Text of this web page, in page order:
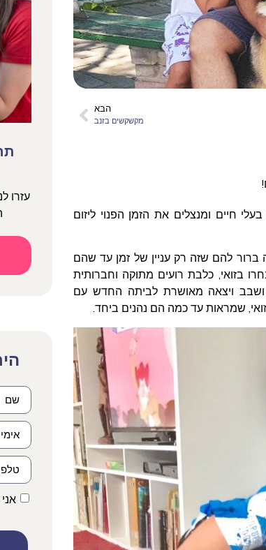
הבא
מקשקשים בזנב
חיים ומנצלים את הזמן הפנוי ליזום
להם שזה רק עניין של זמן עד שהם
בזואי, כלבת רועים מתוקה וחברותית
ושבב ויצאה מאושרת לביתה החדש עם
שמראות עד כמה הם נהנים ביחד.
עזרו